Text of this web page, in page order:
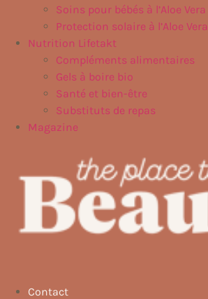
Soins pour bébés à l’Aloe Vera
Protection solaire à l’Aloe Vera
Nutrition Lifetakt
Compléments alimentaires
Gels à boire bio
Santé et bien-être
Substituts de repas
Magazine
Contact